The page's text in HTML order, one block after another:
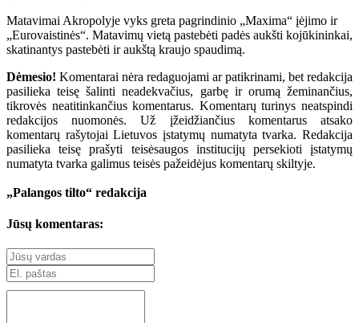
Matavimai Akropolyje vyks greta pagrindinio „Maxima“ įėjimo ir
„Eurovaistinės“. Matavimų vietą pastebėti padės aukšti kojūkininkai,
skatinantys pastebėti ir aukštą kraujo spaudimą.
Dėmesio! Komentarai nėra redaguojami ar patikrinami, bet redakcija
pasilieka teisę šalinti neadekvačius, garbę ir orumą žeminančius,
tikrovės neatitinkančius komentarus. Komentarų turinys neatspindi
redakcijos nuomonės. Už įžeidžiančius komentarus atsako
komentarų rašytojai Lietuvos įstatymų numatyta tvarka. Redakcija
pasilieka teisę prašyti teisėsaugos institucijų persekioti įstatymų
numatyta tvarka galimus teisės pažeidėjus komentarų skiltyje.
„Palangos tilto“ redakcija
Jūsų komentaras: